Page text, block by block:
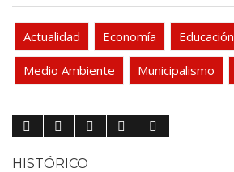
Actualidad Economía Educación
Medio Ambiente Municipalismo
HISTÓRICO